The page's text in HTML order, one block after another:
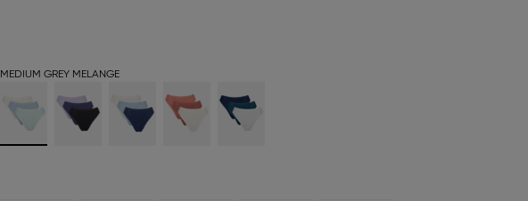
MEDIUM GREY MELANGE